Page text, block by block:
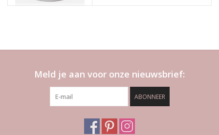
Blog
Meld je aan voor onze nieuwsbrief:
ABONNEER